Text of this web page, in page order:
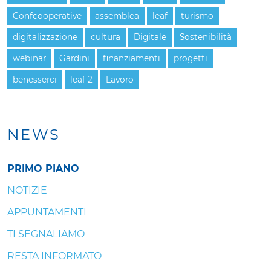
NEWS
PRIMO PIANO
NOTIZIE
APPUNTAMENTI
TI SEGNALIAMO
RESTA INFORMATO
Confcooperative assemblea leaf turismo
digitalizzazione cultura Digitale Sostenibilità
webinar Gardini finanziamenti progetti
benesserci leaf 2 Lavoro